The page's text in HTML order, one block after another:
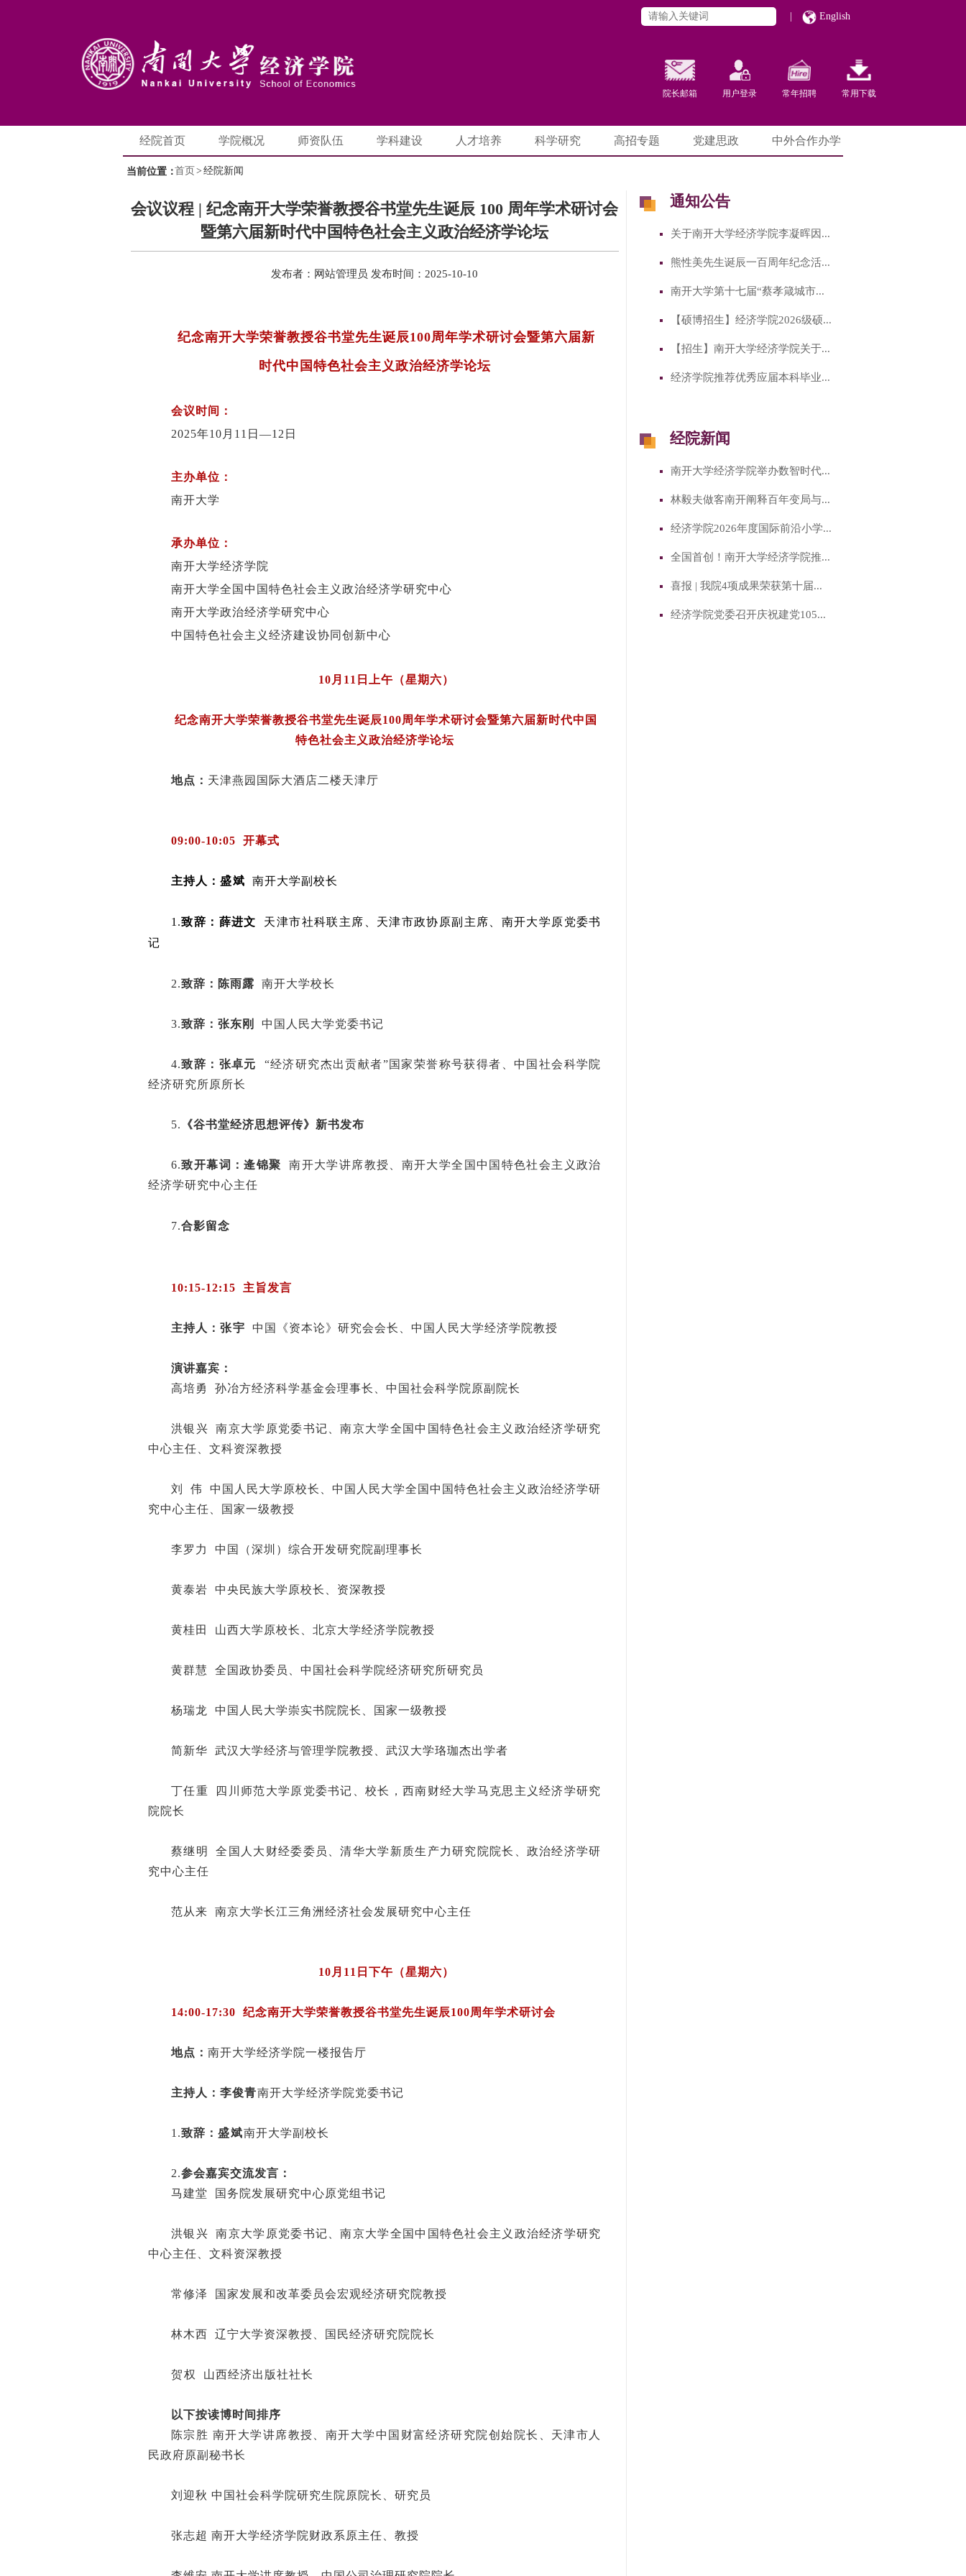
English
院长邮箱 用户登录 常年招聘 常用下载
经院首页 学院概况 师资队伍 学科建设 人才培养 科学研究 高招专题 党建思政 中外合作办学
当前位置：首页 > 经院新闻
会议议程 | 纪念南开大学荣誉教授谷书堂先生诞辰 100 周年学术研讨会
暨第六届新时代中国特色社会主义政治经济学论坛
发布者：网站管理员 发布时间：2025-10-10
纪念南开大学荣誉教授谷书堂先生诞辰100周年学术研讨会暨第六届新
时代中国特色社会主义政治经济学论坛
会议时间：
2025年10月11日—12日
主办单位：
南开大学
承办单位：
南开大学经济学院
南开大学全国中国特色社会主义政治经济学研究中心
南开大学政治经济学研究中心
中国特色社会主义经济建设协同创新中心
10月11日上午（星期六）
纪念南开大学荣誉教授谷书堂先生诞辰100周年学术研讨会暨第六届新时代中国
特色社会主义政治经济学论坛
地点： 天津燕园国际大酒店二楼天津厅
09:00-10:05 开幕式
主持人：盛ㅤ斌 南开大学副校长
1.致辞： 薛进文
天津市社科联主席、天津市政协原副主席、南开大学原党委书
记
2.致辞：陈雨露南开大学校长
3.致辞：张东刚 中国人民大学党委书记
4.致辞：张卓元 “经济研究杰出贡献者”国家荣誉称号获得者、中国社会科学院
经济研究所原所长
5. 《谷书堂经济思想评传》新书发布
6.致开幕词：逄锦聚南开大学讲席教授、南开大学全国中国特色社会主义政治
经济学研究中心主任
7.合影留念
10:15-12:15 主旨发言
主持人：张ㅤ宇 中国《资本论》研究会会长、中国人民大学经济学院教授
演讲嘉宾：
高培勇 孙冶方经济科学基金会理事长、中国社会科学院原副院长
洪银兴 南京大学原党委书记、南京大学全国中国特色社会主义政治经济学研究
中心主任、文科资深教授
刘 伟 中国人民大学原校长、中国人民大学全国中国特色社会主义政治经济学研
究中心主任、国家一级教授
李罗力 中国（深圳）综合开发研究院副理事长
黄泰岩 中央民族大学原校长、资深教授
黄桂田 山西大学原校长、北京大学经济学院教授
黄群慧 全国政协委员、中国社会科学院经济研究所研究员
杨瑞龙 中国人民大学崇实书院院长、国家一级教授
简新华 武汉大学经济与管理学院教授、武汉大学珞珈杰出学者
丁任重 四川师范大学原党委书记、校长，西南财经大学马克思主义经济学研究
院院长
蔡继明 全国人大财经委委员、清华大学新质生产力研究院院长、政治经济学研
究中心主任
范从来 南京大学长江三角洲经济社会发展研究中心主任
10月11日下午（星期六）
14:00-17:30纪念南开大学荣誉教授谷书堂先生诞辰100周年学术研讨会
地点：南开大学经济学院一楼报告厅
主持人：李俊青ㅤ南开大学经济学院党委书记
1.致辞：盛ㅤ斌ㅤ南开大学副校长
2.参会嘉宾交流发言：
马建堂 国务院发展研究中心原党组书记
洪银兴 南京大学原党委书记、南京大学全国中国特色社会主义政治经济学研究
中心主任、文科资深教授
常修泽 国家发展和改革委员会宏观经济研究院教授
林木西 辽宁大学资深教授、国民经济研究院院长
贺ㅤ权 山西经济出版社社长
以下按读博时间排序
陈宗胜 南开大学讲席教授、南开大学中国财富经济研究院创始院长、天津市人
民政府原副秘书长
刘迎秋 中国社会科学院研究生院原院长、研究员
张志超 南开大学经济学院财政系原主任、教授
通知公告
关于南开大学经济学院李凝晖因...
熊性美先生诞辰一百周年纪念活...
南开大学第十七届“蔡孝箴城市...
【硕博招生】经济学院2026级硕...
【招生】南开大学经济学院关于...
经济学院推荐优秀应届本科毕业...
经院新闻
南开大学经济学院举办数智时代...
林毅夫做客南开阐释百年变局与...
经济学院2026年度国际前沿小学...
全国首创！南开大学经济学院推...
喜报 | 我院4项成果荣获第十届...
经济学院党委召开庆祝建党105...